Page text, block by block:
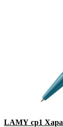
LAMY cp1